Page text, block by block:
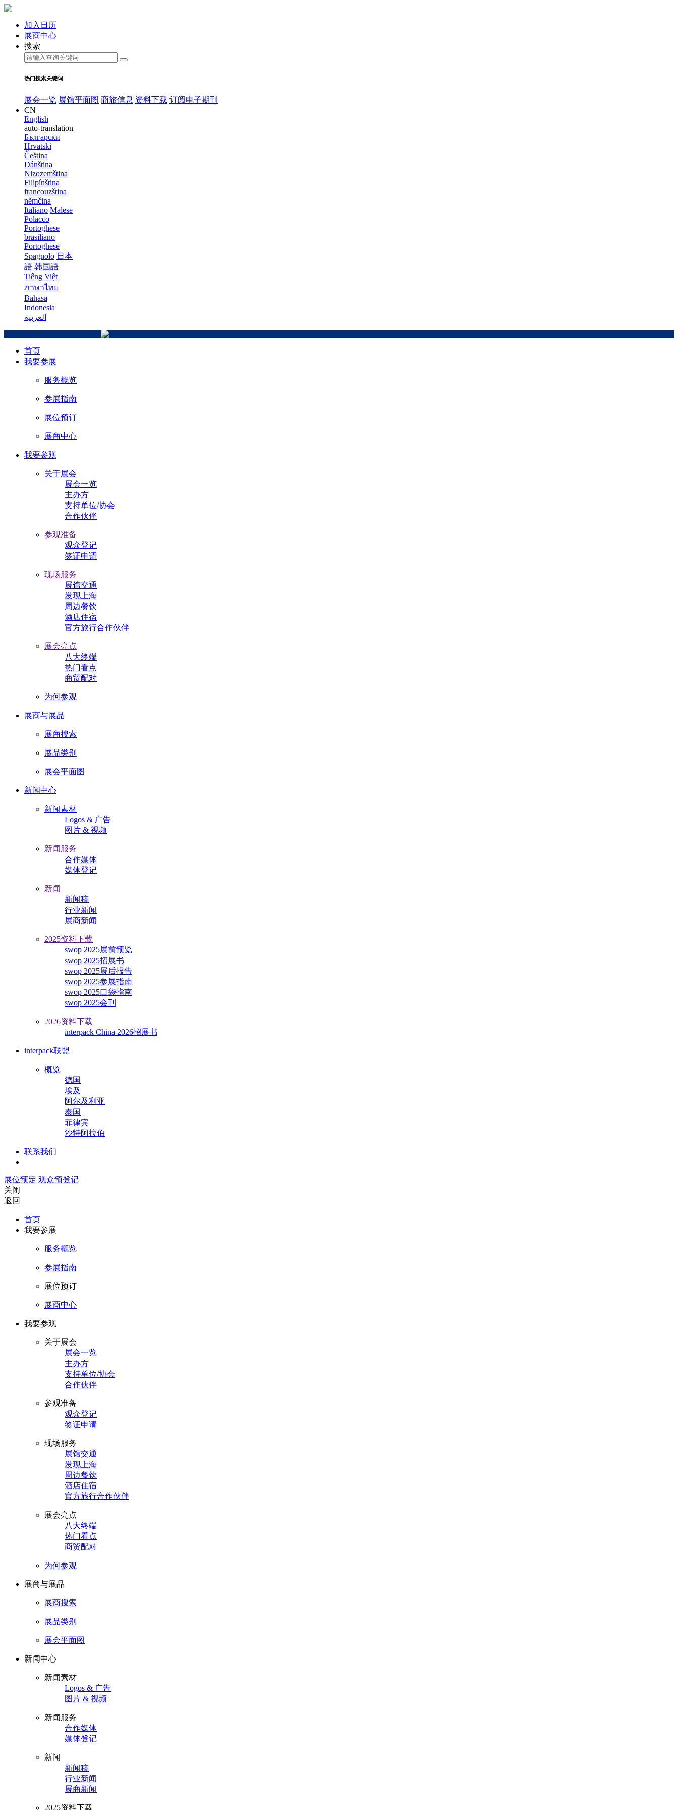
加入日历
展商中心
搜索
热门搜索关键词
展会一览 展馆平面图 商旅信息 资料下载 订阅电子期刊
CN
English
auto-translation
Български
Hrvatski
Čeština
Dánština
Nizozemština
Filipínština
francouzština
němčina
Italiano Malese
Polacco
Portoghese
brasiliano
Portoghese
Spagnolo 日本
語 韩国語
Tiếng Việt
ภาษาไทย
Bahasa
Indonesia
العربية
首页
我要参展
服务概览
参展指南
展位预订
展商中心
我要参观
关于展会
展会一览
主办方
支持单位/协会
合作伙伴
参观准备
观众登记
签证申请
现场服务
展馆交通
发现上海
周边餐饮
酒店住宿
官方旅行合作伙伴
展会亮点
八大终端
热门看点
商贸配对
为何参观
展商与展品
展商搜索
展品类别
展会平面图
新闻中心
新闻素材
Logos & 广告
图片 & 视频
新闻服务
合作媒体
媒体登记
新闻
新闻稿
行业新闻
展商新闻
2025资料下载
swop 2025展前预览
swop 2025招展书
swop 2025展后报告
swop 2025参展指南
swop 2025口袋指南
swop 2025会刊
2026资料下载
interpack China 2026招展书
interpack联盟
概览
德国
埃及
阿尔及利亚
泰国
菲律宾
沙特阿拉伯
联系我们
展位预定 观众预登记
关闭
返回
首页
我要参展
服务概览
参展指南
展位预订
展商中心
我要参观
关于展会
展会一览
主办方
支持单位/协会
合作伙伴
参观准备
观众登记
签证申请
现场服务
展馆交通
发现上海
周边餐饮
酒店住宿
官方旅行合作伙伴
展会亮点
八大终端
热门看点
商贸配对
为何参观
展商与展品
展商搜索
展品类别
展会平面图
新闻中心
新闻素材
Logos & 广告
图片 & 视频
新闻服务
合作媒体
媒体登记
新闻
新闻稿
行业新闻
展商新闻
2025资料下载